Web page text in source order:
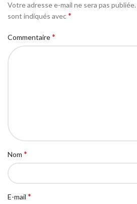
Votre adresse e-mail ne sera pas publiée.
sont indiqués avec*
Commentaire*
Nom *
E-mail *